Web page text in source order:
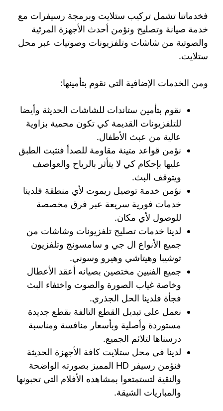
فخدماتنا تشمل تركيب ستلايت وبرمجة رسيفرات مع
خدمة صيانة وتصليح ونؤمن أحدث الأجهزة المرئية
والصوتية من شاشات وتلفزيونات وصوتيات عبر محل
ستلايت.
ومن الخدمات الإضافية التي نقوم بتأمينها:
نقوم بتأمين ستاندات للشاشات الحديثة وأيضا
للتلفزيونات القديمة كي تكون محمية بزاوية
عالية من عبث الأطفال.
نؤمن قواعد متينة مقاومة للصدأ فنثبت الطبق
عليها بإحكام كي لا يتأثر بالرياح والعواصف
ويتوقف البث.
نؤمن خدمة توصيل ريموت لأي منطقة فلدينا
خدمات فورية سريعة عبر فرق مخصصة
للوصول لأي مكان.
لدينا خدمات تصليح تلفزيونات وشاشات من
جميع الأنواع ال جي و سامسونج وتلفزيون
توشيبا وهيتاشي وهيرو وسوني.
جميع الفنيين مختصين بصيانه أعقد الأعطال
وخاصة غياب الصورة والصوت واختفاء البث
فجأة فلدينا الحل الجذري.
نعمل على تبديل القطع التالفة بقطع جديدة
مستوردة وأصلية وبأسعار منافسة ومناسبة
درسناها لتلائم الجميع.
لدينا في محل ستلايت كافة الأجهزة الحديثة
فنؤمن رسيفر HD المميز بصورته الواضحة
والنقية لتستمتعوا بمشاهده الأفلام التي تحبونها
والمباريات الشيقة.